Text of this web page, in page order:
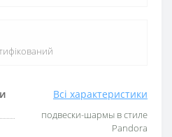
Всі характеристики
подвески-шармы в стиле
Pandora